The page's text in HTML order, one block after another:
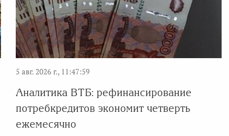
5 авг. 2026 г., 11:47:59
Аналитика ВТБ: рефинансирование
потребкредитов экономит четверть
ежемесячно